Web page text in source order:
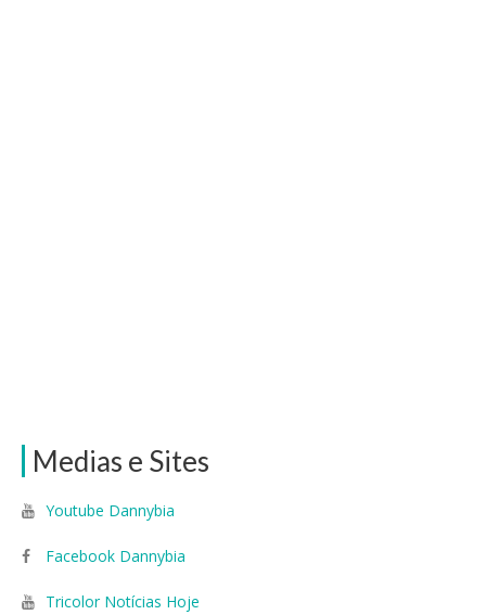
Medias e Sites
Youtube Dannybia
Facebook Dannybia
Tricolor Notícias Hoje